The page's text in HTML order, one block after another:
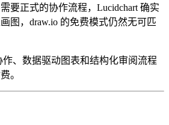
要正式的协作流程，Lucidchart 确实
图，draw.io 的免费模式仍然无可匹
作、数据驱动图表和结构化审阅流程
。